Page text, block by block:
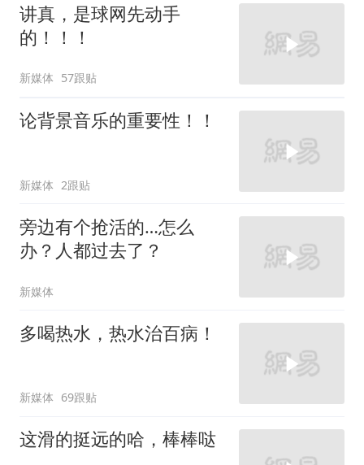
讲真，是球网先动手
的！！！
新媒体 57跟贴
论背景音乐的重要性！！
新媒体 2跟贴
旁边有个抢活的…怎么
办？人都过去了？
新媒体
多喝热水，热水治百病！
新媒体 69跟贴
这滑的挺远的哈，棒棒哒